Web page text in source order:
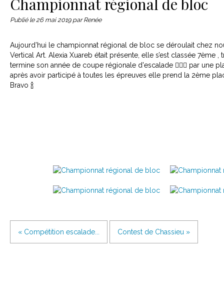
Publié le26 mai 2019 par Renée
Aujourd’hui le championnat régional de bloc se déroulait chez
Vertical Art. Alexia Xuareb était présente, elle s’est classée 7ème
termine son année de coupe régionale d'escalade 🧗🏿‍♀️ par une
après avoir participé à toutes les épreuves elle prend la 2ème
Bravo 🍾
« Compétition escalade... Contest de Chassieu »